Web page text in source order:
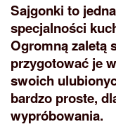
Sajgonki to
specjalności
Ogromną zaletą
przygotować je
swoich
bardzo proste,
wypróbowania.